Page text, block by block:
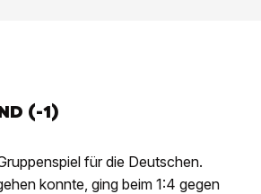
(-1)
für die Deutschen.
konnte, ging beim 1:4 gegen